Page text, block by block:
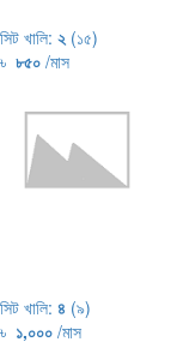
সিট খালি: ২ (১৫)
৳ ৮৫০ /মাস
সিট খালি: ৪ (৯)
৳ ১,০০০ /মাস